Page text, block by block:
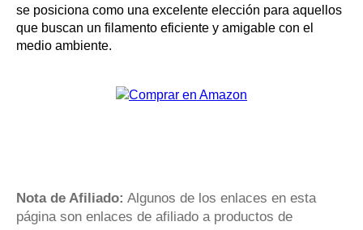
se posiciona como una excelente elección para aquellos
que buscan un filamento eficiente y amigable con el
medio ambiente.
Nota de Afiliado: Algunos de los enlaces en esta
página son enlaces de afiliado a productos de